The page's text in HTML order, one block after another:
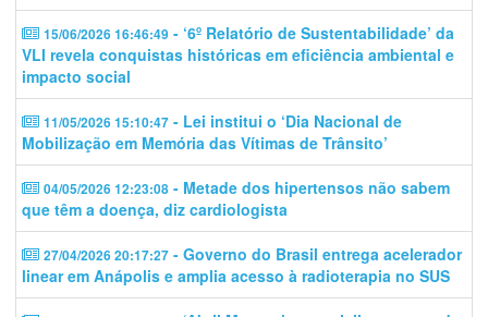
15/06/2026 16:46:49 - ‘6º Relatório de Sustentabilidade’ da
VLI revela conquistas históricas em eficiência ambiental e
impacto social
11/05/2026 15:10:47 - Lei institui o ‘Dia Nacional de
Mobilização em Memória das Vítimas de Trânsito’
04/05/2026 12:23:08 - Metade dos hipertensos não sabem
que têm a doença, diz cardiologista
27/04/2026 20:17:27 - Governo do Brasil entrega acelerador
linear em Anápolis e amplia acesso à radioterapia no SUS